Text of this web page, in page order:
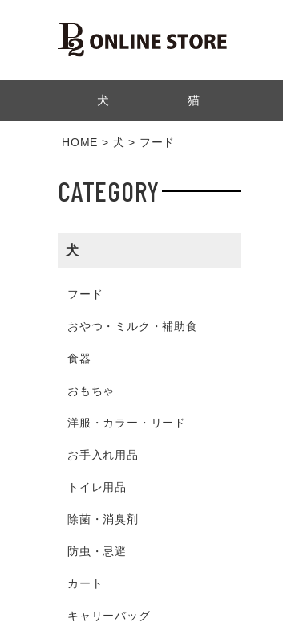
検索
犬 猫
HOME 犬 フード
CATEGORY
犬
フード
おやつ・ミルク・補助食
食器
おもちゃ
洋服・カラー・リード
お手入れ用品
トイレ用品
除菌・消臭剤
防虫・忌避
カート
キャリーバッグ